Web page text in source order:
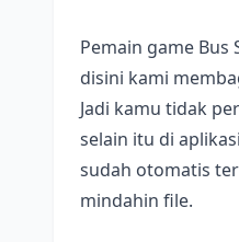
Pemain game
disini kami
Jadi kamu tidak
selain itu di
sudah otomatis
mindahin file.